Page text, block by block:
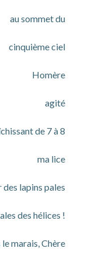
au sommet du
cinquième ciel
Homère
agité
de 7 à 8
ma lice
lapins pales
des hélices !
le marais, Chère